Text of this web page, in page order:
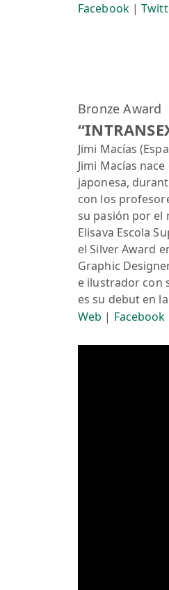
Facebook|
Bronze Award
Jimi Macías
Jimi Macías
japonesa,
con los
su pasión por el
Elisava Escola
el Silver Award
Graphic
e ilustrador con
es su debut en
Web | Facebook